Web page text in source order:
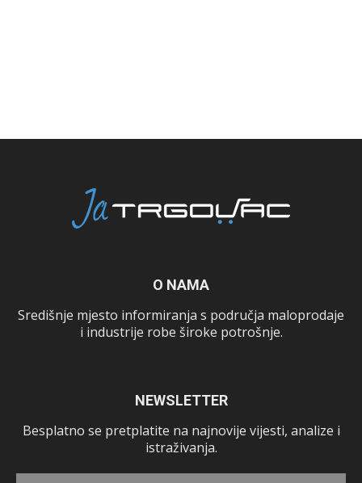
O NAMA
Središnje mjesto informiranja s područja maloprodaje
i industrije robe široke potrošnje.
NEWSLETTER
Besplatno se pretplatite na najnovije vijesti, analize i
istraživanja.